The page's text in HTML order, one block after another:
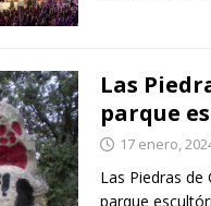
Las
parque
17 enero,
Las Piedras de
parque